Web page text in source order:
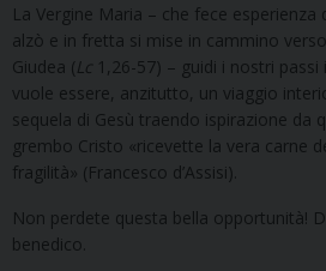
La Vergine Maria – che fece
alzò e in fretta si mise in cammino
Giudea (Lc
1,26-57) – guidi i nostri
vuole essere, anzitutto, un viaggio
sequela di Gesù traendo ispirazione da
grembo Cristo «ricevette la vera carne
fragilità» (Francesco d’Assisi).
Non perdete questa bella opportunità!
benedico.